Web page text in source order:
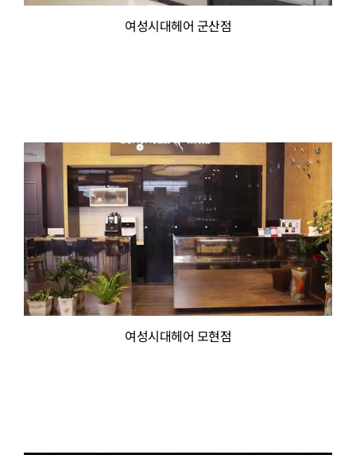
여성시대헤어 군산점
여성시대헤어 모현점